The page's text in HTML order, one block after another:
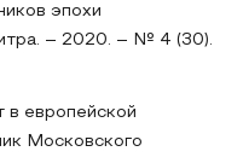
эпохи
– 2020. – № 4 (30).
в европейской
Московского